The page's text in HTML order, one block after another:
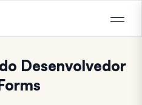
Desenvolvedor